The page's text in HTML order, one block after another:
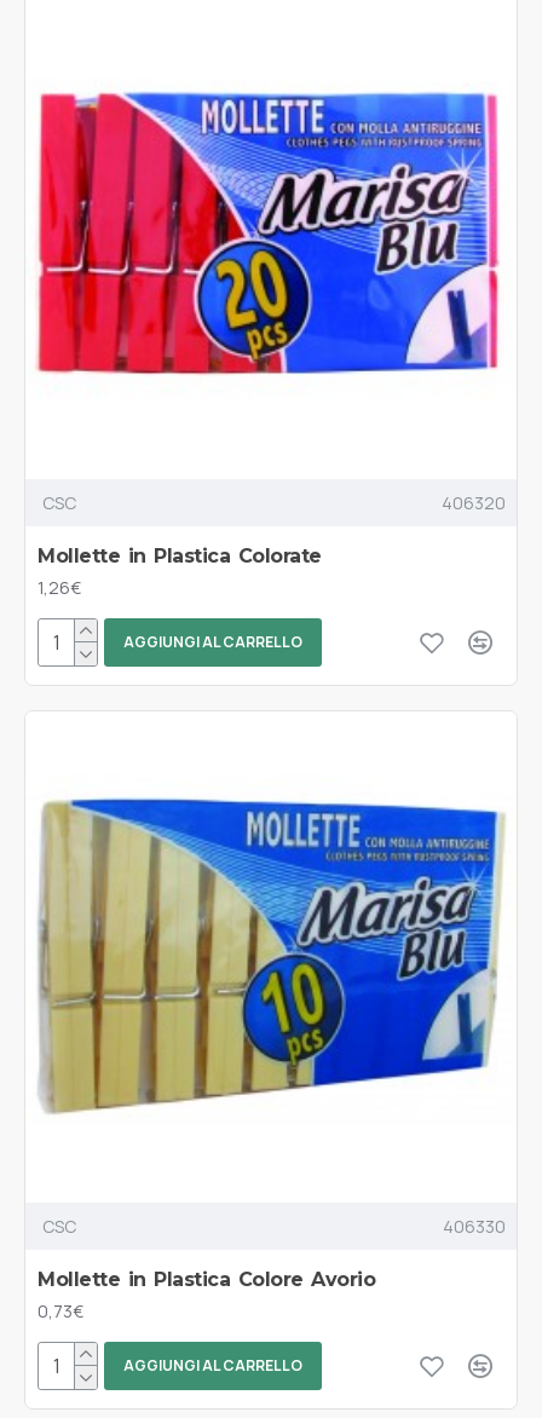
CSC 406320
Mollette in Plastica Colorate
1,26€
AGGIUNGI AL CARRELLO
CSC 406330
Mollette in Plastica Colore Avorio
0,73€
AGGIUNGI AL CARRELLO